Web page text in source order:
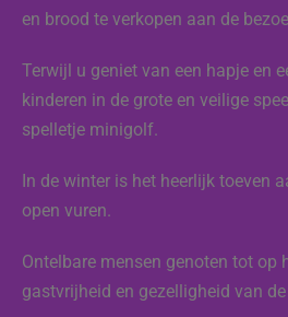
en brood te verkopen aan de
Terwijl u geniet van een hapje en
kinderen in de grote en veilige
spelletje minigolf.
In de winter is het heerlijk toeven
open vuren.
Ontelbare mensen genoten tot op
gastvrijheid en gezelligheid van